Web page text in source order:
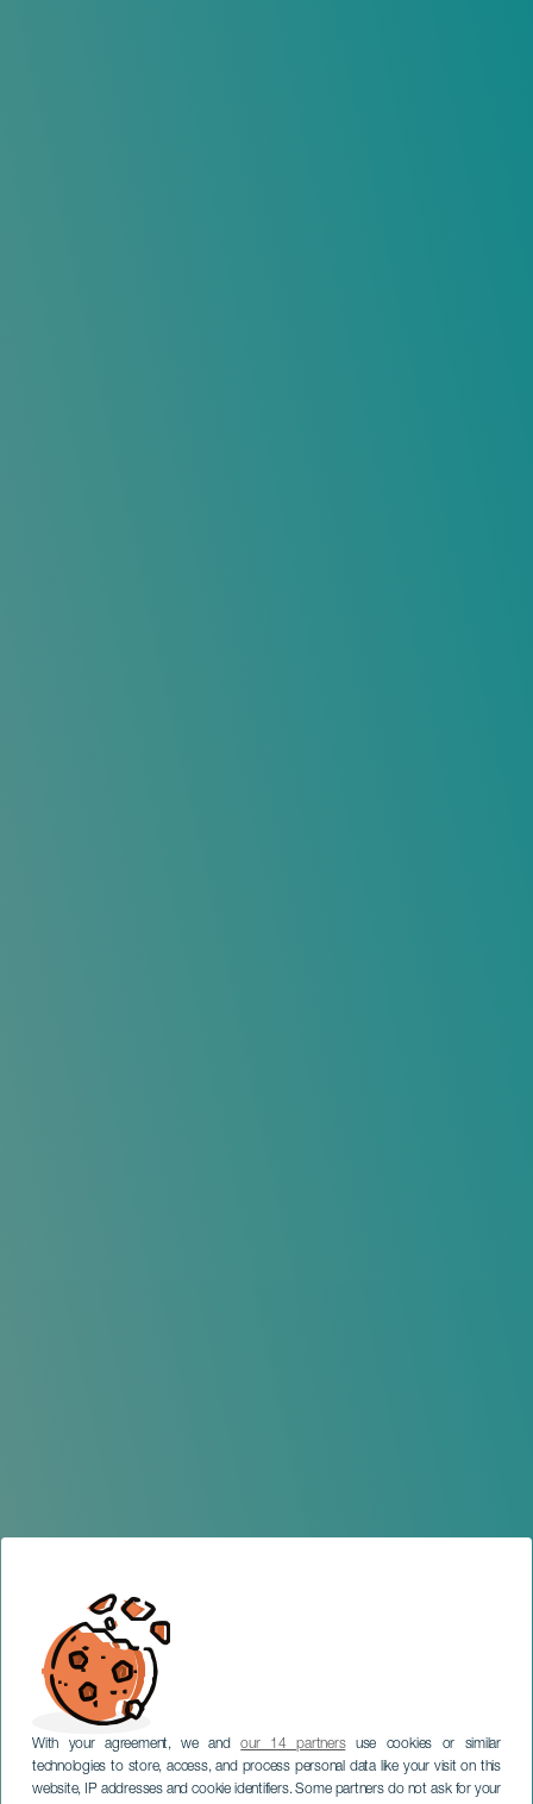
With your agreement, we andour 14 partnersuse cookies or similar
technologies to store, access, and process personal data like your visit on this
website, IP addresses and cookie identifiers. Some partners do not ask for your